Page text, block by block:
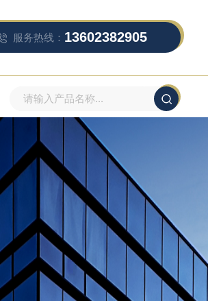
服务热线： 13602382905